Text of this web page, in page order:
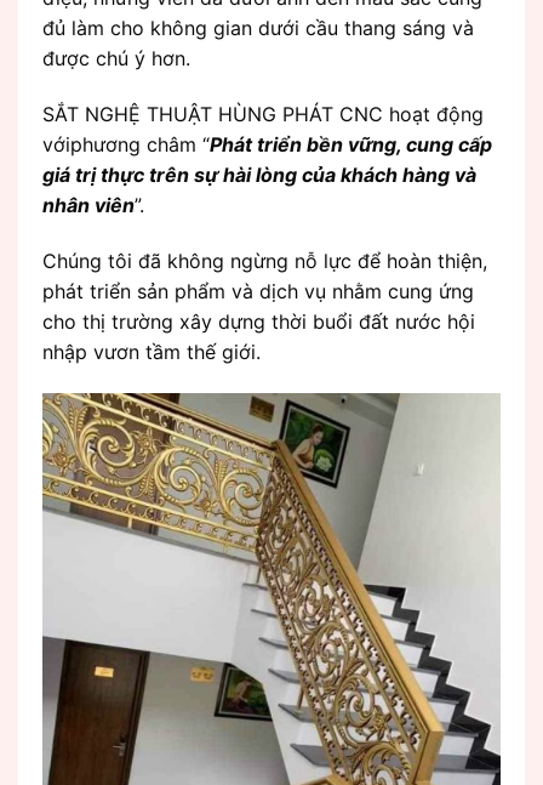
đủ làm cho không gian dưới cầu thang sáng và
được chú ý hơn.
SẮT NGHỆ THUẬT HÙNG PHÁT CNC hoạt động
vớiphương châm “Phát triển bền vững, cung cấp
giá trị thực trên sự hài lòng của khách hàng và
nhân viên”.
Chúng tôi đã không ngừng nỗ lực để hoàn thiện,
phát triển sản phẩm và dịch vụ nhằm cung ứng
cho thị trường xây dựng thời buổi đất nước hội
nhập vươn tầm thế giới.